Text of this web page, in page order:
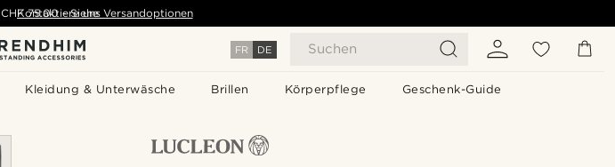
FR DE Suchen
Kleidung & Unterwäsche Brillen Körperpflege Geschenk-Guide
CHF 75.00 - Siehe Versandoptionen
Kontaktiere uns